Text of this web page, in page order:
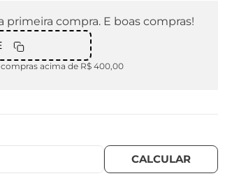
primeira compra. E boas compras!
acima de R$ 400,00